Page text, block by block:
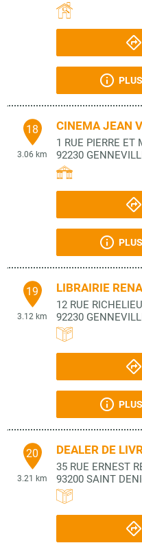
18
3.06 km
CINEMA JEAN
1 RUE PIERRE ET
92230
19
3.12 km
LIBRAIRIE
12 RUE RICHELIEU
92230
20
3.21 km
DEALER DE
35 RUE ERNEST
93200 SAINT